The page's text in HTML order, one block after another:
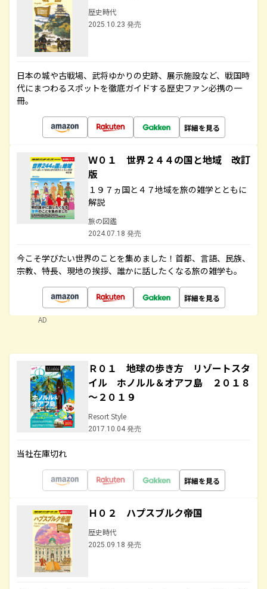
歴史時代
2025.10.23 発売
日本の城や古戦場、武将ゆかりの史跡、展示施設など、戦国時
代にまつわるスポットを徹底ガイドする歴史ファン必携の一
冊。
詳細を見る
Ｗ０１ 世界２４４の国と地域 改訂
版
１９７ヵ国と４７地域を旅の雑学とともに
解説
旅の図鑑
2024.07.18 発売
今こそ学びたい世界のことを集めました！首都、言語、民族、
宗教、特長、現地の挨拶、誰かに話したくなる旅の雑学も。
詳細を見る
AD
Ｒ０１ 地球の歩き方 リゾートスタ
イル ホノルル＆オアフ島 ２０１８
～２０１９
Resort Style
2017.10.04 発売
当社在庫切れ
詳細を見る
Ｈ０２ ハプスブルク帝国
歴史時代
2025.09.18 発売